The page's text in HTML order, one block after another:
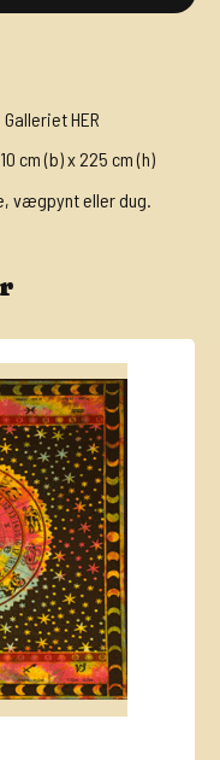
HER
cm (b) x 225 cm (h)
vægpynt eller dug.